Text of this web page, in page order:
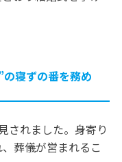
寝ずの番を務め
されました。身寄り
葬儀が営まれるこ